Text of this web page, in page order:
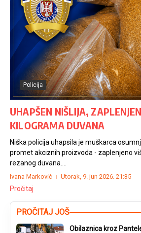
Policija
UHAPŠEN NIŠLIJA,
KILOGRAMA DUVANA
Niška policija uhapsila je muškarca
promet akciznih proizvoda - zaplenjeno
rezanog duvana....
Ivana Marković Utorak, 9. jun 2026. 21:35
Pročitaj
PROČITAJ JOŠ
Obilaznica kroz